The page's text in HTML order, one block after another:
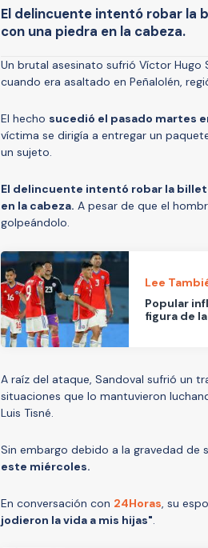
El delincuente intentó robar la
con una piedra en la cabeza.
Un brutal asesinato sufrió Víctor
cuando era asaltado en Peñalolén,
El hecho sucedió el pasado martes
víctima se dirigía a entregar un
un sujeto.
El delincuente intentó robar la
en la cabeza. A pesar de que el
golpeándolo.
Lee
Popular
figura de
A raíz del ataque, Sandoval sufrió un
situaciones que lo mantuvieron
Luis Tisné.
Sin embargo debido a la gravedad de
este miércoles.
En conversación con 24Horas, su
jodieron la vida a mis hijas".